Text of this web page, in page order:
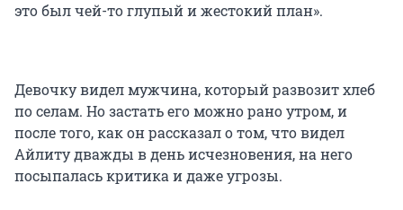
это был чей-то глупый и жестокий план».
Девочку видел мужчина, который развозит хлеб
по селам. Но застать его можно рано утром, и
после того, как он рассказал о том, что видел
Айлиту дважды в день исчезновения, на него
посыпалась критика и даже угрозы.